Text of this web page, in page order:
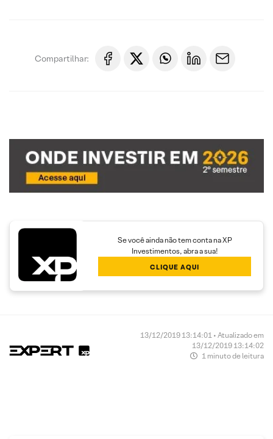
Compartilhar:
Se você ainda não tem conta na XP
Investimentos, abra a sua!
CLIQUE AQUI
13/12/2019 13:14:01 • Atualizado em
13/12/2019 13:14:02
1 minuto de leitura